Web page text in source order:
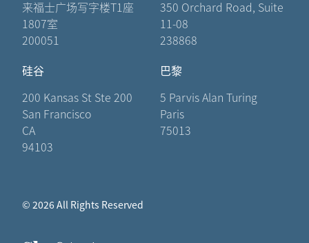
来福士广场写字楼T1座
1807室
200051
350 Orchard Road, Suite
11-08
238868
硅谷
200 Kansas St Ste 200
San Francisco
CA
94103
巴黎
5 Parvis Alan Turing
Paris
75013
© 2026 All Rights Reserved